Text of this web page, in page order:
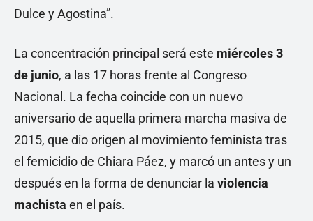
Dulce y Agostina”.
La concentración principal será este miércoles 3
de junio, a las 17 horas frente al Congreso
Nacional. La fecha coincide con un nuevo
aniversario de aquella primera marcha masiva de
2015, que dio origen al movimiento feminista tras
el femicidio de Chiara Páez, y marcó un antes y un
después en la forma de denunciar la violencia
machista en el país.